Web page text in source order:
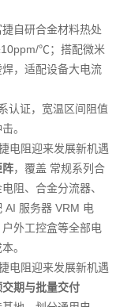
自研合金材料热处
℃；搭配微米
，适配设备大电流
认证，宽温区间阻值
。
阵，覆盖 常规系列合
阻、合金分流器、
AI 服务器 VRM 电
外工控盒等全部电
。
期与批量交付